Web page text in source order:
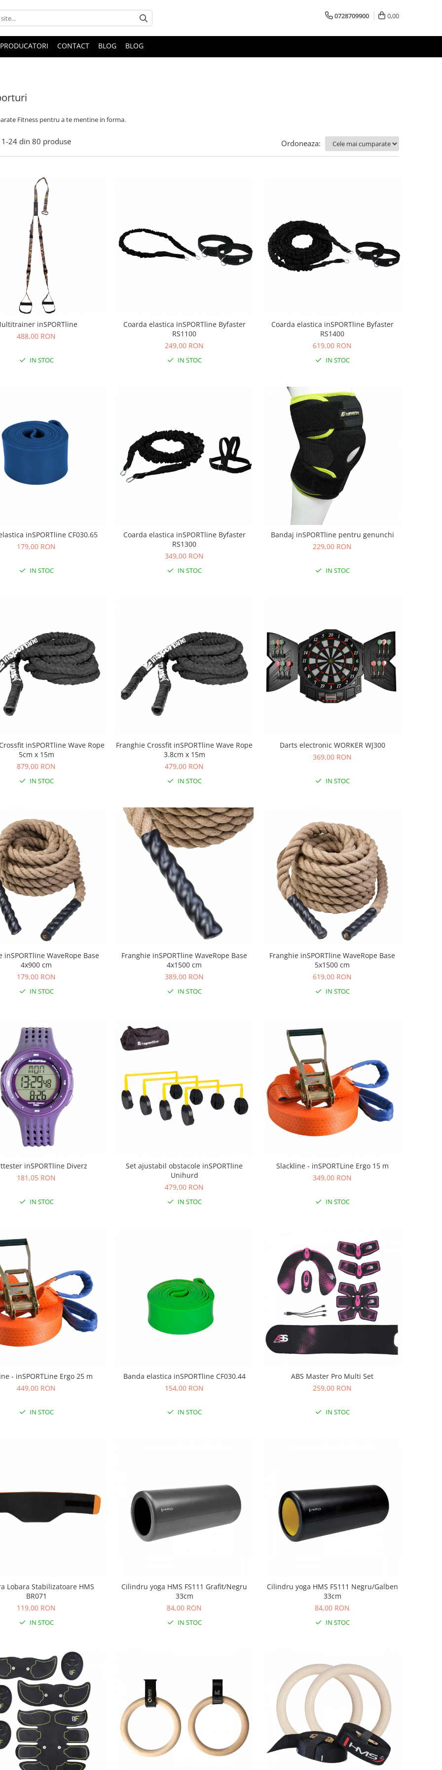
0728709900 0,00
PRODUCATORI CONTACT BLOG BLOG
Fitness pentru a te mentine in forma.
1-24 din 80 produse Ordoneaza:
inSPORTline
488,00 RON
IN STOC
Coarda elastica inSPORTline Byfaster
RS1100
249,00 RON
IN STOC
Coarda elastica inSPORTline Byfaster
RS1400
619,00 RON
IN STOC
inSPORTline CF030.65
179,00 RON
IN STOC
Coarda elastica inSPORTline Byfaster
RS1300
349,00 RON
IN STOC
Bandaj inSPORTline pentru genunchi
229,00 RON
IN STOC
inSPORTline Wave Rope
5cm x 15m
879,00 RON
IN STOC
Franghie Crossfit inSPORTline Wave Rope
3.8cm x 15m
479,00 RON
IN STOC
Darts electronic WORKER WJ300
369,00 RON
IN STOC
inSPORTline WaveRope Base
4x900 cm
179,00 RON
IN STOC
Franghie inSPORTline WaveRope Base
4x1500 cm
389,00 RON
IN STOC
Franghie inSPORTline WaveRope Base
5x1500 cm
619,00 RON
IN STOC
inSPORTline Diverz
181,05 RON
IN STOC
Set ajustabil obstacole inSPORTline
Unihurd
479,00 RON
IN STOC
Slackline - inSPORTLine Ergo 15 m
349,00 RON
IN STOC
- inSPORTLine Ergo 25 m
449,00 RON
IN STOC
Banda elastica inSPORTline CF030.44
154,00 RON
IN STOC
ABS Master Pro Multi Set
259,00 RON
IN STOC
Lobara Stabilizatoare HMS
BR071
119,00 RON
IN STOC
Cilindru yoga HMS FS111 Grafit/Negru
33cm
84,00 RON
IN STOC
Cilindru yoga HMS FS111 Negru/Galben
33cm
84,00 RON
IN STOC